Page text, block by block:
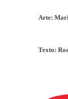
Arte:
Texto: